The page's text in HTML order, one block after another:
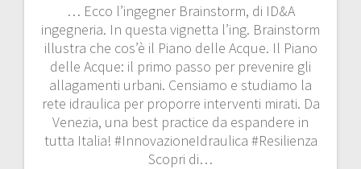
… Ecco l’ingegner Brainstorm, di ID&A
ingegneria. In questa vignetta l’ing. Brainstorm
illustra che cos’è il Piano delle Acque. Il Piano
delle Acque: il primo passo per prevenire gli
allagamenti urbani. Censiamo e studiamo la
rete idraulica per proporre interventi mirati. Da
Venezia, una best practice da espandere in
tutta Italia! #InnovazioneIdraulica #Resilienza
Scopri di…